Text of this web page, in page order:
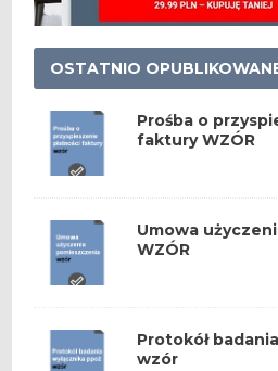
OSTATNIO
Prośba o
faktury WZÓR
Umowa
WZÓR
Protokół
wzór